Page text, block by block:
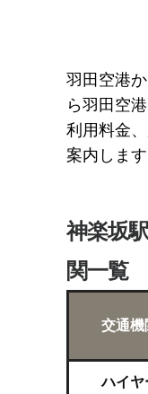
羽田空港
ら羽田空
利用料金
案内します
神楽坂
関一覧
交通機
ハイヤ